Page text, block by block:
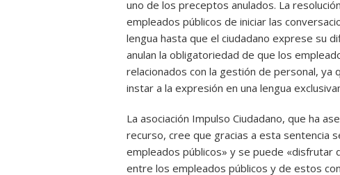
uno de los preceptos anulados. La
empleados públicos de iniciar las
lengua hasta que el ciudadano exprese su
anulan la obligatoriedad de que los
relacionados con la gestión de personal, ya
instar a la expresión en una lengua
La asociación Impulso Ciudadano, que ha
recurso, cree que gracias a esta sentencia
empleados públicos» y se puede «disfrutar
entre los empleados públicos y de estos